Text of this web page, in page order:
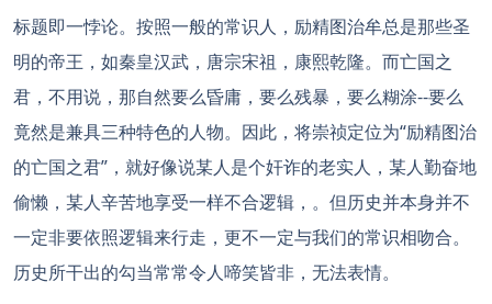
标题即一悖论。按照一般的常识人，励精图治牟总是那些圣
明的帝王，如秦皇汉武，唐宗宋祖，康熙乾隆。而亡国之
君，不用说，那自然要么昏庸，要么残暴，要么糊涂--要么
竟然是兼具三种特色的人物。因此，将崇祯定位为“励精图治
的亡国之君”，就好像说某人是个奸诈的老实人，某人勤奋地
偷懒，某人辛苦地享受一样不合逻辑，。但历史并本身并不
一定非要依照逻辑来行走，更不一定与我们的常识相吻合。
历史所干出的勾当常常令人啼笑皆非，无法表情。